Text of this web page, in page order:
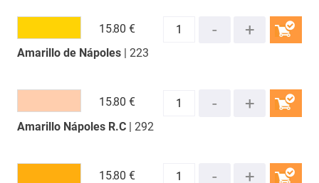
Amarillo de Nápoles| 223
15.80 €
Amarillo Nápoles R.C| 292
15.80 €
15.80 €